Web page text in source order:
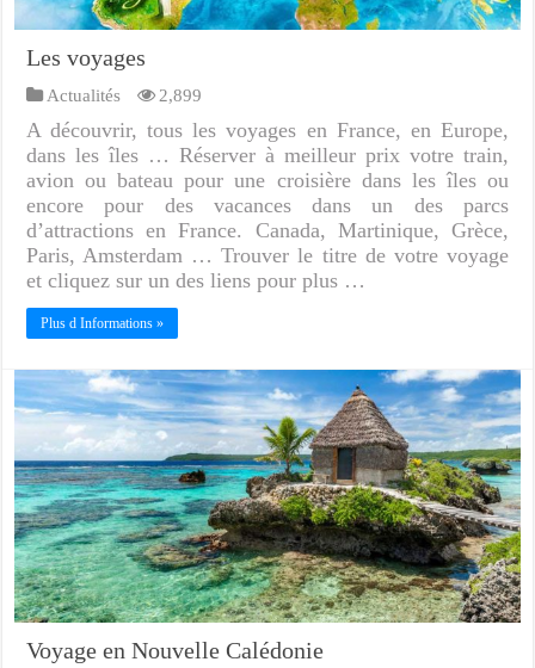
Les voyages
Actualités 2,899
A découvrir, tous les voyages en France, en Europe,
dans les îles … Réserver à meilleur prix votre train,
avion ou bateau pour une croisière dans les îles ou
encore pour des vacances dans un des parcs
d’attractions en France. Canada, Martinique, Grèce,
Paris, Amsterdam … Trouver le titre de votre voyage
et cliquez sur un des liens pour plus …
Plus d Informations »
Voyage en Nouvelle Calédonie